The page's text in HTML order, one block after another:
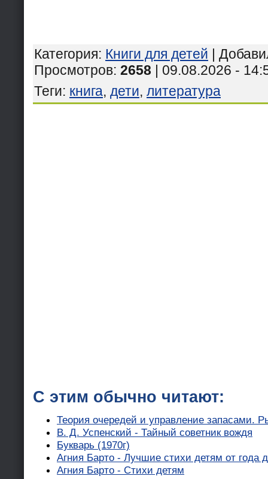
Категория: Книги для детей |
Просмотров: 2658 | 09.08.2026 -
Теги: книга, дети, литература
С этим обычно читают:
Теория очередей и управление запасами.
В. Д. Успенский - Тайный советник вождя
Букварь (1970г)
Агния Барто - Лучшие стихи детям от года
Агния Барто - Стихи детям